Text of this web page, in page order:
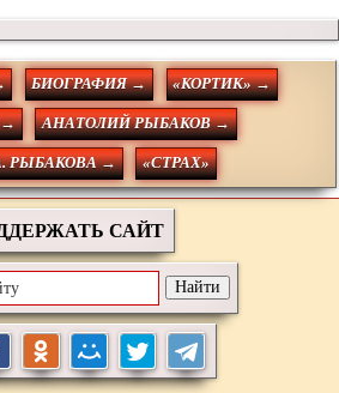
БИОГРАФИЯ → «КОРТИК» →
→ АНАТОЛИЙ РЫБАКОВ →
РЫБАКОВА → «СТРАХ»
САЙТ